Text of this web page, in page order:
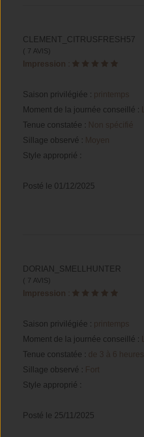
CLEMENT_CITRUSFRESH57
( 7 AVIS)
Impression :
Saison privilégiée : printemps
Moment de la journée conseillé :
Tenue constatée : Non spécifié
Sillage observé : Moyen
Style approprié :
Posté le 01/12/2025
DORIAN_SMELLHUNTER
( 7 AVIS)
Impression :
Saison privilégiée : printemps
Moment de la journée conseillé :
Tenue constatée : de 3 à 6 heures
Sillage observé : Fort
Style approprié :
Posté le 25/11/2025